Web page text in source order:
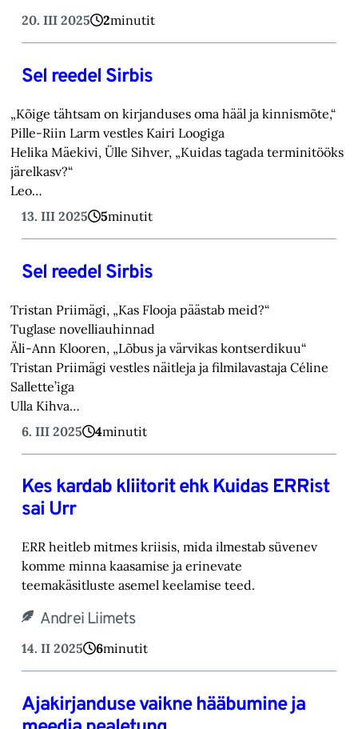
20. III 2025
2minutit
Sel reedel Sirbis
„Kõige tähtsam on kirjanduses oma hääl ja kinnismõte,“
Pille-Riin Larm vestles Kairi Loogiga
Helika Mäekivi, Ülle Sihver, „Kuidas tagada terminitööks
järelkasv?“
Leo…
13. III 2025
5minutit
Sel reedel Sirbis
Tristan Priimägi, „Kas Flooja päästab meid?“
Tuglase novelliauhinnad
Äli-Ann Klooren, „Lõbus ja värvikas kontserdikuu“
Tristan Priimägi vestles näitleja ja filmilavastaja Céline
Sallette’iga
Ulla Kihva…
6. III 2025
4minutit
Kes kardab kliitorit ehk Kuidas ERRist
sai Urr
ERR heitleb mitmes kriisis, mida ilmestab süvenev
komme minna kaasamise ja erinevate
teemakäsitluste asemel keelamise teed.
Andrei Liimets
14. II 2025 6minutit
Ajakirjanduse vaikne hääbumine ja